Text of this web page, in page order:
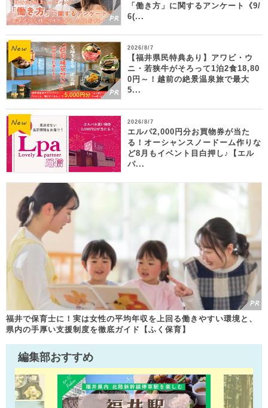
「働き方」に関するアンケート《9/
6(...
2026/8/7
【福井県民特典あり】アワビ・ウ
ニ・若狭牛がそろって1泊2食18,80
0円～！越前の絶景温泉旅で最大
5...
2026/8/7
エルパ2,000円分お買物券が当た
る！オーシャンスノードーム作りな
ど8月もイベント目白押し♪【エル
パ...
福井で保育士に！実は女性の平均年収を上回る働きやすい環境と、
県内の手厚い支援制度を徹底ガイド【ふく保育】
編集部おすすめ